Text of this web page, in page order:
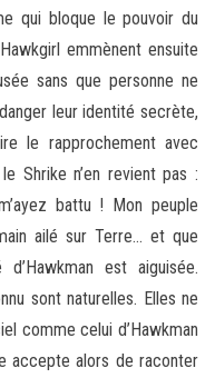
qui bloque le pouvoir du
emmènent ensuite
sans que personne ne
leur identité secrète,
le rapprochement avec
Shrike n’en revient pas :
battu ! Mon peuple
ailé sur Terre… et que
est aiguisée.
sont naturelles. Elles ne
comme celui d’Hawkman
accepte alors de raconter